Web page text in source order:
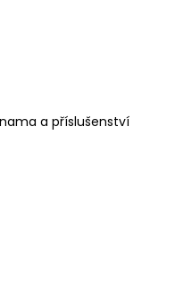
a příslušenství